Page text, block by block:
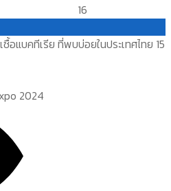
16
แบคทีเรีย ที่พบบ่อยในประเทศไทย 15